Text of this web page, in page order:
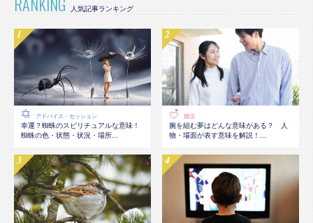
アドバイス・セッション
幸運？蜘蛛のスピリチュアルな意味！
蜘蛛の色・状態・状況・場所...
婚活
腕を組む夢はどんな意味がある？ 人
物・場面が表す意味を解説！...